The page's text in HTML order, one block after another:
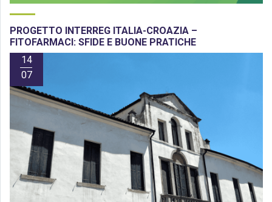
PROGETTO INTERREG ITALIA-CROAZIA –
FITOFARMACI: SFIDE E BUONE PRATICHE
14
07